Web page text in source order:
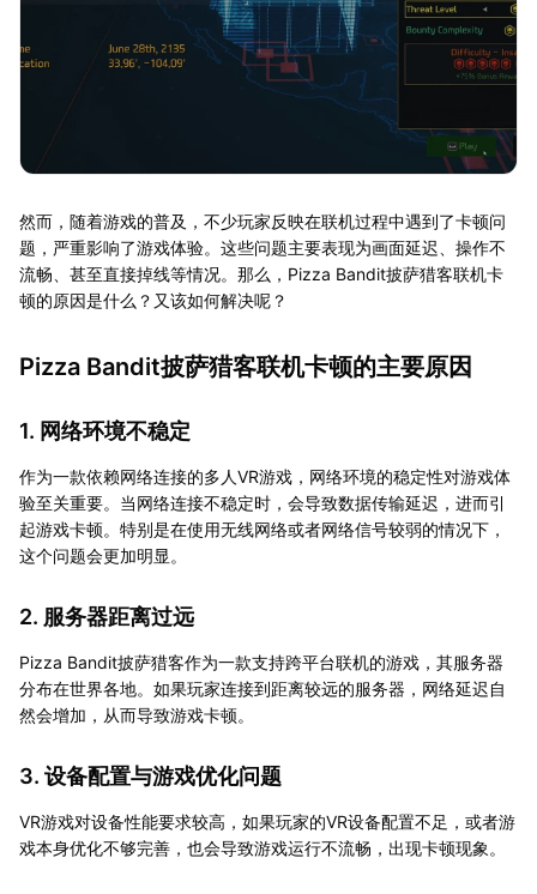
然而，随着游戏的普及，不少玩家反映在联机过程中遇到了卡顿问
题，严重影响了游戏体验。这些问题主要表现为画面延迟、操作不
流畅、甚至直接掉线等情况。那么，Pizza Bandit披萨猎客联机卡
顿的原因是什么？又该如何解决呢？
Pizza Bandit披萨猎客联机卡顿的主要原因
1. 网络环境不稳定
作为一款依赖网络连接的多人VR游戏，网络环境的稳定性对游戏体
验至关重要。当网络连接不稳定时，会导致数据传输延迟，进而引
起游戏卡顿。特别是在使用无线网络或者网络信号较弱的情况下，
这个问题会更加明显。
2. 服务器距离过远
Pizza Bandit披萨猎客作为一款支持跨平台联机的游戏，其服务器
分布在世界各地。如果玩家连接到距离较远的服务器，网络延迟自
然会增加，从而导致游戏卡顿。
3. 设备配置与游戏优化问题
VR游戏对设备性能要求较高，如果玩家的VR设备配置不足，或者游
戏本身优化不够完善，也会导致游戏运行不流畅，出现卡顿现象。